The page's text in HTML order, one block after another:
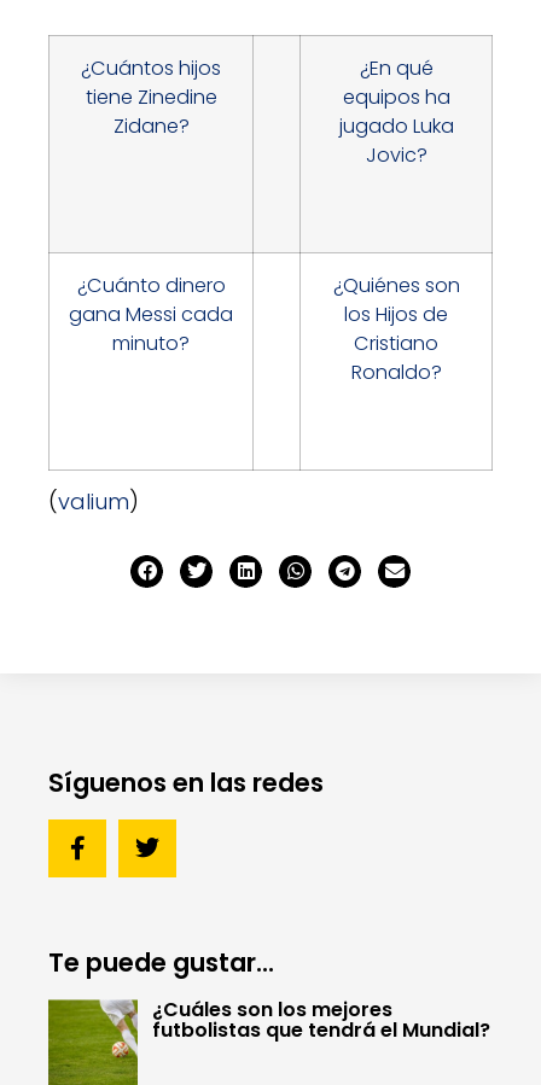
¿Cuántos hijos
tiene Zinedine
Zidane?
¿En qué
equipos ha
jugado Luka
Jovic?
¿Cuánto dinero
gana Messi cada
minuto?
¿Quiénes son
los Hijos de
Cristiano
Ronaldo?
(valium)
Síguenos en las redes
Te puede gustar...
¿Cuáles son los mejores
futbolistas que tendrá el Mundial?